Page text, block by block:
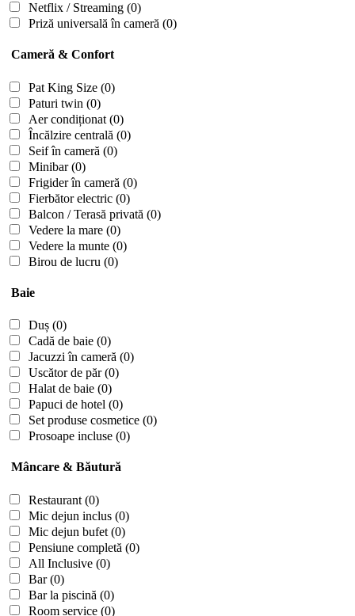
Netflix / Streaming (0)
Priză universală în cameră (0)
Cameră & Confort
Pat King Size (0)
Paturi twin (0)
Aer condiționat (0)
Încălzire centrală (0)
Seif în cameră (0)
Minibar(0)
Frigider în cameră (0)
Fierbător electric (0)
Balcon / Terasă privată (0)
Vedere la mare (0)
Vedere la munte (0)
Birou de lucru (0)
Baie
Duș (0)
Cadă de baie (0)
Jacuzzi în cameră (0)
Uscător de păr(0)
Halat de baie (0)
Papuci de hotel (0)
Set produse cosmetice (0)
Prosoape incluse (0)
Mâncare & Băutură
Restaurant (0)
Mic dejun inclus (0)
Mic dejun bufet (0)
Pensiune completă (0)
All Inclusive (0)
Bar(0)
Bar la piscină (0)
Room service (0)